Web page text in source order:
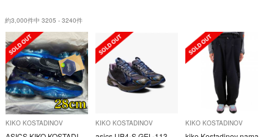
約3,000件中 3205 - 3240件
KIKO KOSTADINOV KIKO KOSTADINOV KIKO KOSTADINOV